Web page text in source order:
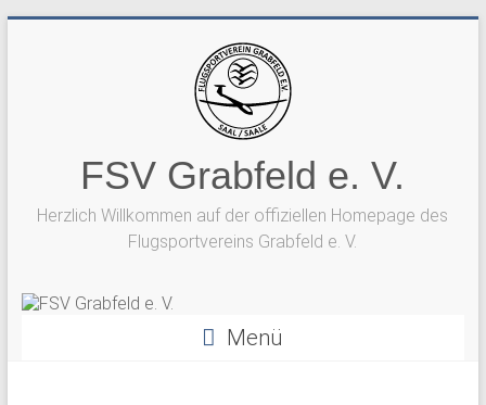
FSV Grabfeld e. V.
Herzlich Willkommen auf der offiziellen Homepage des
Flugsportvereins Grabfeld e. V.
Menü